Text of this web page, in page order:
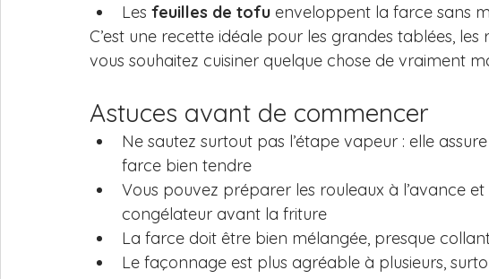
Les feuilles de tofu enveloppent la farce sans
C’est une recette idéale pour les grandes tablées,
vous souhaitez cuisiner quelque chose de vraiment
Astuces avant de commencer
Ne sautez surtout pas l’étape vapeur : elle
farce bien tendre
Vous pouvez préparer les rouleaux à l’avance
congélateur avant la friture
La farce doit être bien mélangée, presque
Le façonnage est plus agréable à plusieurs,